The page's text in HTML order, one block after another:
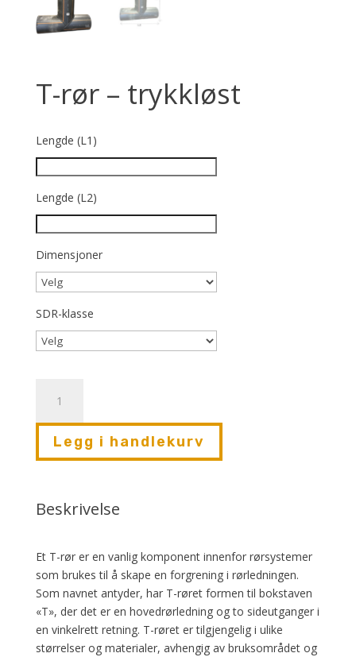
T-rør – trykkløst
Lengde (L1)
Lengde (L2)
Dimensjoner
SDR-klasse
-
trykkløst
antall
Legg i handlekurv
Beskrivelse
Et T-rør er en vanlig komponent innenfor rørsystemer
som brukes til å skape en forgrening i rørledningen.
Som navnet antyder, har T-røret formen til bokstaven
«T», der det er en hovedrørledning og to sideutganger i
en vinkelrett retning. T-røret er tilgjengelig i ulike
størrelser og materialer, avhengig av bruksområdet og